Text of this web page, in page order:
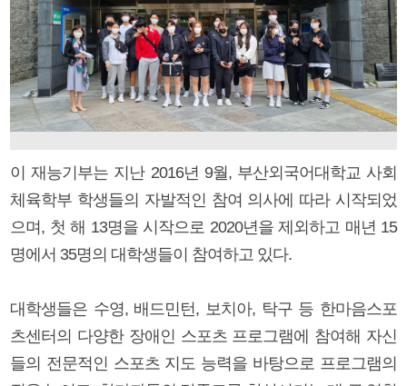
이 재능기부는 지난 2016년 9월, 부산외국어대학교 사회
체육학부 학생들의 자발적인 참여 의사에 따라 시작되었
으며, 첫 해 13명을 시작으로 2020년을 제외하고 매년 15
명에서 35명의 대학생들이 참여하고 있다.
대학생들은 수영, 배드민턴, 보치아, 탁구 등 한마음스포
츠센터의 다양한 장애인 스포츠 프로그램에 참여해 자신
들의 전문적인 스포츠 지도 능력을 바탕으로 프로그램의